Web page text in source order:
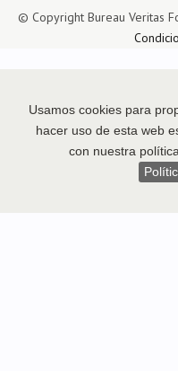
© Copyright Bureau Veritas
Usamos cookies para
hacer uso de esta web
con nuestra